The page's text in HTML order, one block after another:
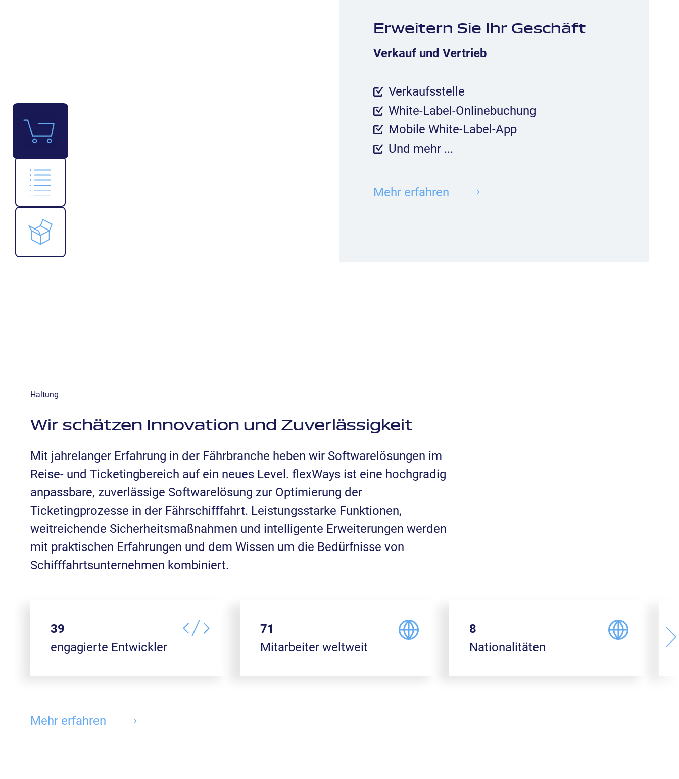
Erweitern Sie Ihr Geschäft
Verkauf und Vertrieb
Verkaufsstelle
White-Label-Onlinebuchung
Mobile White-Label-App
Und mehr ...
Mehr erfahren
Haltung
Wir schätzen Innovation und Zuverlässigkeit
Mit jahrelanger Erfahrung in der Fährbranche heben wir Softwarelösungen im
Reise- und Ticketingbereich auf ein neues Level. flexWays ist eine hochgradig
anpassbare, zuverlässige Softwarelösung zur Optimierung der
Ticketingprozesse in der Fährschifffahrt. Leistungsstarke Funktionen,
weitreichende Sicherheitsmaßnahmen und intelligente Erweiterungen werden
mit praktischen Erfahrungen und dem Wissen um die Bedürfnisse von
Schifffahrtsunternehmen kombiniert.
43
engagierte Entwickler
77
Mitarbeiter weltweit
9
Nationalitäten
Mehr erfahren